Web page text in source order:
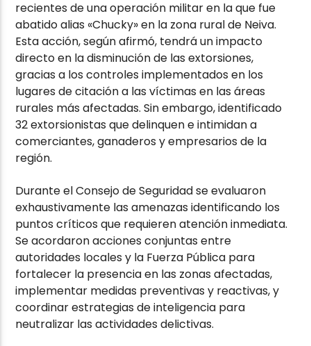
recientes de una operación militar en la que fue
abatido alias «Chucky» en la zona rural de Neiva.
Esta acción, según afirmó, tendrá un impacto
directo en la disminución de las extorsiones,
gracias a los controles implementados en los
lugares de citación a las víctimas en las áreas
rurales más afectadas. Sin embargo, identificado
32 extorsionistas que delinquen e intimidan a
comerciantes, ganaderos y empresarios de la
región.
Durante el Consejo de Seguridad se evaluaron
exhaustivamente las amenazas identificando los
puntos críticos que requieren atención inmediata.
Se acordaron acciones conjuntas entre
autoridades locales y la Fuerza Pública para
fortalecer la presencia en las zonas afectadas,
implementar medidas preventivas y reactivas, y
coordinar estrategias de inteligencia para
neutralizar las actividades delictivas.